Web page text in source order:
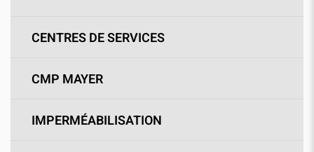
CENTRES DE SERVICES
CMP MAYER
IMPERMÉABILISATION